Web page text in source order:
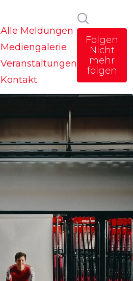
Alle Meldungen
Mediengalerie
Veranstaltungen
Kontakt
Folgen
Nicht
mehr
folgen